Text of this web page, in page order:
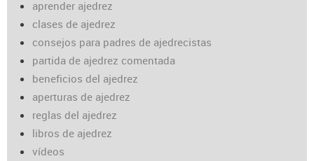
aprender ajedrez
clases de ajedrez
consejos para padres de ajedrecistas
partida de ajedrez comentada
beneficios del ajedrez
aperturas de ajedrez
reglas del ajedrez
libros de ajedrez
vídeos